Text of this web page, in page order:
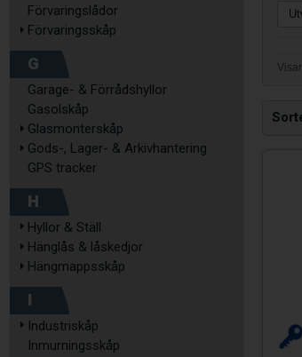
Förvaringslådor
Förvaringsskåp
G
Garage- & Förrådshyllor
Gasolskåp
Glasmonterskåp
Gods-, Lager- & Arkivhantering
GPS tracker
H
Hyllor & Ställ
Hänglås & låskedjor
Hängmappsskåp
I
Industriskåp
Inmurningsskåp